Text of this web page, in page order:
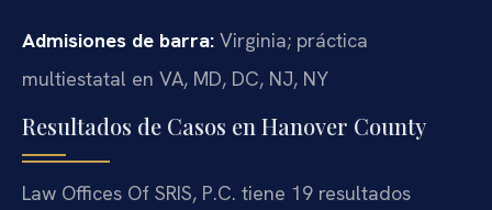
Admisiones de barra: Virginia; práctica
multiestatal en VA, MD, DC, NJ, NY
Resultados de Casos en Hanover County
Law Offices Of SRIS, P.C. tiene 19 resultados